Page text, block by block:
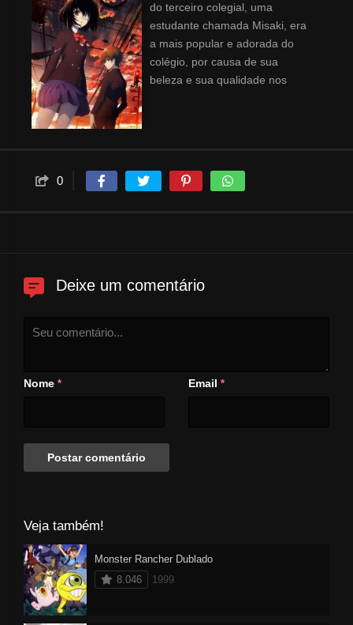
do terceiro colegial, uma
estudante chamada Misaki, era
a mais popular e adorada do
colégio, por causa de sua
beleza e sua qualidade nos
viva com eles até o dia da
formatura. Anos depois, em uma
ocorrido. Lá ele encontra todos
que a Misaki, de sua sala,
passado do colégio.
0
Deixe um comentário
Nome * Email *
Veja também!
Monster Rancher Dublado
8.046
1999